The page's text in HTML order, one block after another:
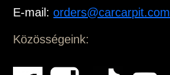
E-mail:orders@carcarpit.com
Közösségeink: